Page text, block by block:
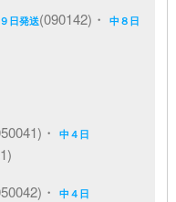
日発送(090142)・中８日
・中４日
・中４日